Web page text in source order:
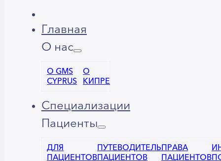
Главная
О нас
О GMS
CYPRUS
О
КИПРЕ
Специализации
Пациенты
ДЛЯ
ПАЦИЕНТОВ
ПУТЕВОДИТЕЛЬ
ПАЦИЕНТОВ
ПРАВА
ПАЦИЕНТОВ